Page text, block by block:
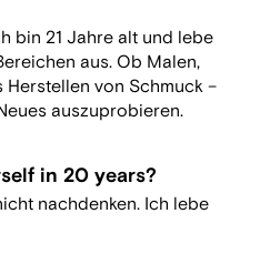
bin 21 Jahre alt und lebe
aus. Ob Malen,
von Schmuck –
auszuprobieren.
in 20 years?
nachdenken. Ich lebe